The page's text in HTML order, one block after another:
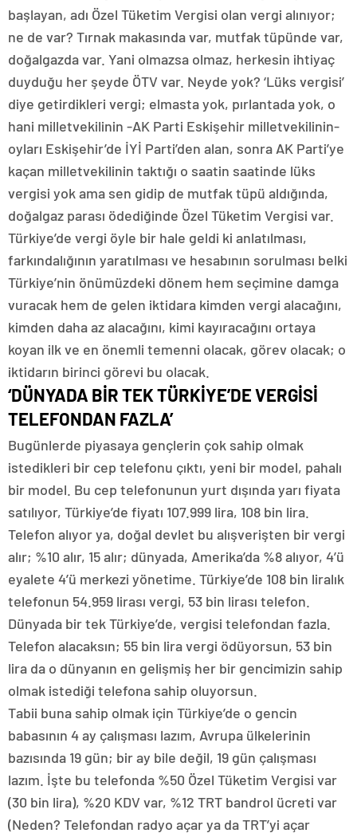
başlayan, adı Özel Tüketim Vergisi olan vergi alınıyor;
ne de var? Tırnak makasında var, mutfak tüpünde var,
doğalgazda var. Yani olmazsa olmaz, herkesin ihtiyaç
duyduğu her şeyde ÖTV var. Neyde yok? ‘Lüks vergisi’
diye getirdikleri vergi; elmasta yok, pırlantada yok, o
hani milletvekilinin -AK Parti Eskişehir milletvekilinin-
oyları Eskişehir’de İYİ Parti’den alan, sonra AK Parti’ye
kaçan milletvekilinin taktığı o saatin saatinde lüks
vergisi yok ama sen gidip de mutfak tüpü aldığında,
doğalgaz parası ödediğinde Özel Tüketim Vergisi var.
Türkiye’de vergi öyle bir hale geldi ki anlatılması,
farkındalığının yaratılması ve hesabının sorulması belki
Türkiye’nin önümüzdeki dönem hem seçimine damga
vuracak hem de gelen iktidara kimden vergi alacağını,
kimden daha az alacağını, kimi kayıracağını ortaya
koyan ilk ve en önemli temenni olacak, görev olacak; o
iktidarın birinci görevi bu olacak.
‘DÜNYADA BİR TEK TÜRKİYE’DE VERGİSİ
TELEFONDAN FAZLA’
Bugünlerde piyasaya gençlerin çok sahip olmak
istedikleri bir cep telefonu çıktı, yeni bir model, pahalı
bir model. Bu cep telefonunun yurt dışında yarı fiyata
satılıyor, Türkiye’de fiyatı 107.999 lira, 108 bin lira.
Telefon alıyor ya, doğal devlet bu alışverişten bir vergi
alır; %10 alır, 15 alır; dünyada, Amerika’da %8 alıyor, 4’ü
eyalete 4’ü merkezi yönetime. Türkiye’de 108 bin liralık
telefonun 54.959 lirası vergi, 53 bin lirası telefon.
Dünyada bir tek Türkiye’de, vergisi telefondan fazla.
Telefon alacaksın; 55 bin lira vergi ödüyorsun, 53 bin
lira da o dünyanın en gelişmiş her bir gencimizin sahip
olmak istediği telefona sahip oluyorsun.
Tabii buna sahip olmak için Türkiye’de o gencin
babasının 4 ay çalışması lazım, Avrupa ülkelerinin
bazısında 19 gün; bir ay bile değil, 19 gün çalışması
lazım. İşte bu telefonda %50 Özel Tüketim Vergisi var
(30 bin lira), %20 KDV var, %12 TRT bandrol ücreti var
(Neden? Telefondan radyo açar ya da TRT’yi açar